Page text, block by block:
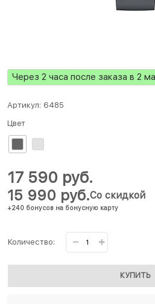
Через 2 часа после заказа в 2
Артикул: 6485
Цвет
15 990 руб.
+240 бонусов на бонусную карту
Со скидкой
17 590 руб.
Количество:
КУПИТЬ